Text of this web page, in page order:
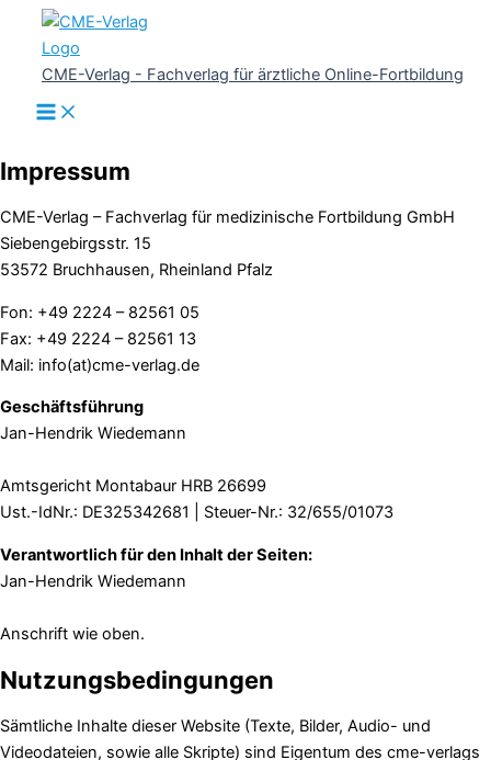
Inhalt
springen
CME-Verlag - Fachverlag für ärztliche Online-Fortbildung
Impressum
CME-Verlag – Fachverlag für medizinische Fortbildung GmbH
Siebengebirgsstr. 15
53572 Bruchhausen, Rheinland Pfalz
Fon: +49 2224 – 82561 05
Fax: +49 2224 – 82561 13
Mail: info(at)cme-verlag.de
Geschäftsführung
Jan-Hendrik Wiedemann
Amtsgericht Montabaur HRB 26699
Ust.-IdNr.: DE325342681 | Steuer-Nr.: 32/655/01073
Verantwortlich für den Inhalt der Seiten:
Jan-Hendrik Wiedemann
Anschrift wie oben.
Nutzungsbedingungen
Sämtliche Inhalte dieser Website (Texte, Bilder, Audio- und
Videodateien, sowie alle Skripte) sind Eigentum des cme-verlags